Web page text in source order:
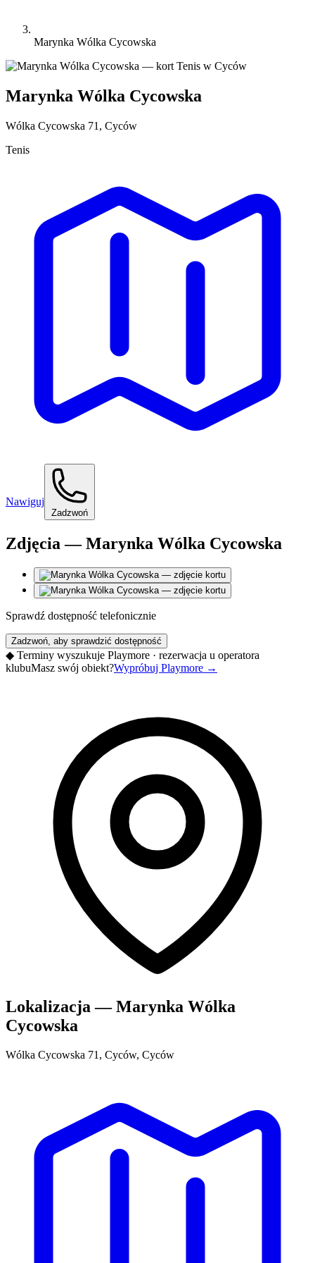
Marynka Wólka Cycowska
Marynka Wólka Cycowska
Wólka Cycowska 71, Cyców
Tenis
Nawiguj
Zadzwoń
Zdjęcia — Marynka Wólka Cycowska
Sprawdź dostępność telefonicznie
Zadzwoń, aby sprawdzić dostępność
◆ Terminy wyszukuje Playmore · rezerwacja u operatora
klubuMasz swój obiekt?Wypróbuj Playmore →
Lokalizacja — Marynka Wólka
Cycowska
Wólka Cycowska 71, Cyców, Cyców